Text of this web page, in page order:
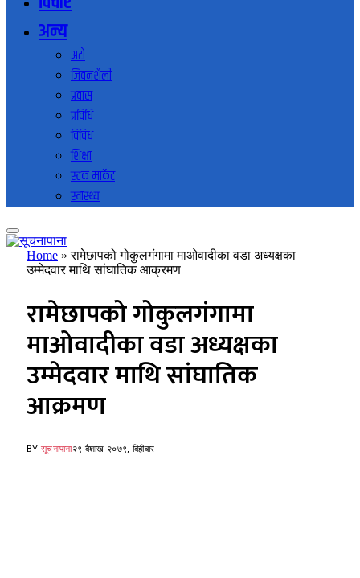
अन्य
अटो
जिवनशैली
प्रवास
प्रविधि
विविध
शिक्षा
स्टक मार्केट
स्वास्थ्य
Home »रामेछापको गोकुलगंगामा माओवादीका वडा अध्यक्षका
उम्मेदवार माथि सांघातिक आक्रमण
रामेछापको गोकुलगंगामा
माओवादीका वडा अध्यक्षका
उम्मेदवार माथि सांघातिक
आक्रमण
BY सूचनापाना२९ बैशाख २०७९, बिहीबार